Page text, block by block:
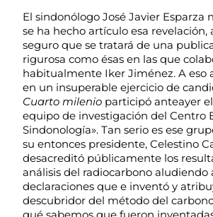
El sindonólogo José Javier Esparza
se ha hecho artículo esa revelación,
seguro que se tratará de una
rigurosa como ésas en las que
habitualmente Iker Jiménez. A eso
en un insuperable ejercicio de
Cuarto milenio participó anteayer
equipo de investigación del Centro
Sindonología». Tan serio es ese
su entonces presidente, Celestino
desacreditó públicamente los
análisis del radiocarbono aludiendo
declaraciones que e inventó y
descubridor del método del